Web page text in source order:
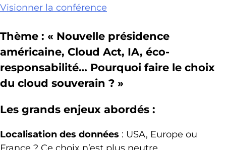
Visionner la conférence
Thème : « Nouvelle présidence
américaine, Cloud Act, IA, éco-
responsabilité… Pourquoi faire le choix
du cloud souverain ? »
Les grands enjeux abordés :
Localisation des données : USA, Europe ou